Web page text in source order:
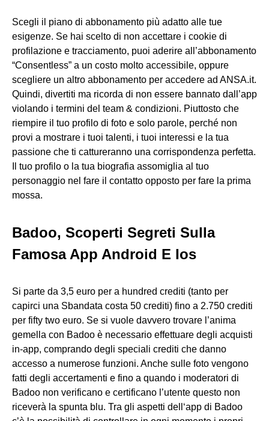
Scegli il piano di abbonamento più adatto alle tue
esigenze. Se hai scelto di non accettare i cookie di
profilazione e tracciamento, puoi aderire all’abbonamento
“Consentless” a un costo molto accessibile, oppure
scegliere un altro abbonamento per accedere ad ANSA.it.
Quindi, divertiti ma ricorda di non essere bannato dall’app
violando i termini del team & condizioni. Piuttosto che
riempire il tuo profilo di foto e solo parole, perché non
provi a mostrare i tuoi talenti, i tuoi interessi e la tua
passione che ti cattureranno una corrispondenza perfetta.
Il tuo profilo o la tua biografia assomiglia al tuo
personaggio nel fare il contatto opposto per fare la prima
mossa.
Badoo, Scoperti Segreti Sulla
Famosa App Android E Ios
Si parte da 3,5 euro per a hundred crediti (tanto per
capirci una Sbandata costa 50 crediti) fino a 2.750 crediti
per fifty two euro. Se si vuole davvero trovare l’anima
gemella con Badoo è necessario effettuare degli acquisti
in-app, comprando degli speciali crediti che danno
accesso a numerose funzioni. Anche sulle foto vengono
fatti degli accertamenti e fino a quando i moderatori di
Badoo non verificano e certificano l’utente questo non
riceverà la spunta blu. Tra gli aspetti dell‘app di Badoo